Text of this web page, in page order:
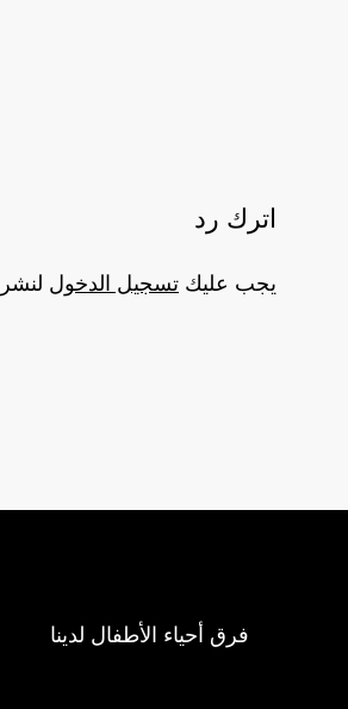
اترك رد
يجب عليك تسجيل الدخول
فرق أحياء الأطفال لدينا